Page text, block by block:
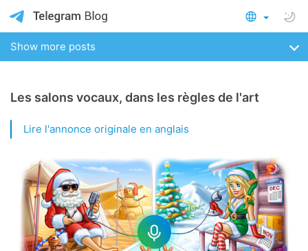
Show more posts
Les salons vocaux, dans les règles de l'art
Lire l'annonce originale en anglais